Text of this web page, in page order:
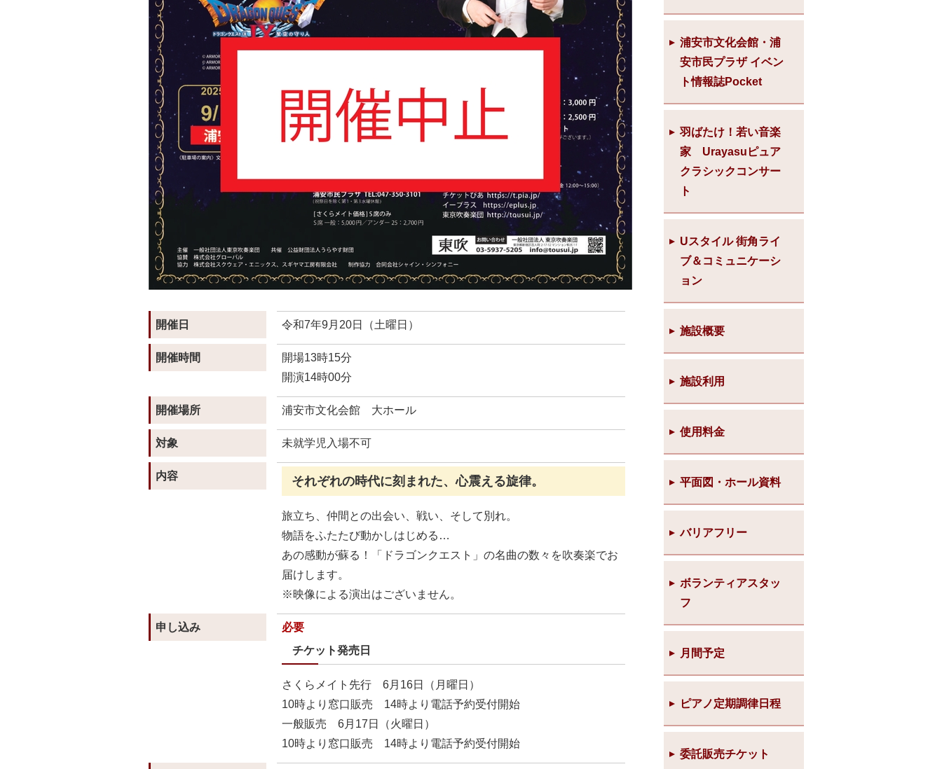
開催日 令和7年9月20日（土曜日）
開催時間
開場13時15分
開演14時00分
開催場所 浦安市文化会館 大ホール
対象 未就学児入場不可
内容 それぞれの時代に刻まれた、心震える旋律。
旅立ち、仲間との出会い、戦い、そして別れ。
物語をふたたび動かしはじめる…
あの感動が蘇る！「ドラゴンクエスト」の名曲の数々を吹奏楽でお
届けします。
※映像による演出はございません。
申し込み
必要
チケット発売日
さくらメイト先行 6月16日（月曜日）
10時より窓口販売 14時より電話予約受付開始
一般販売 6月17日（火曜日）
10時より窓口販売 14時より電話予約受付開始
浦安市文化会館・浦
安市民プラザ イベン
ト情報誌Pocket
羽ばたけ！若い音楽
家 Urayasuピュア
クラシックコンサー
ト
Uスタイル 街角ライ
ブ＆コミュニケーシ
ョン
施設概要
施設利用
使用料金
平面図・ホール資料
バリアフリー
ボランティアスタッ
フ
月間予定
ピアノ定期調律日程
委託販売チケット